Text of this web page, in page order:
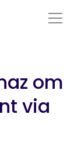
om
via